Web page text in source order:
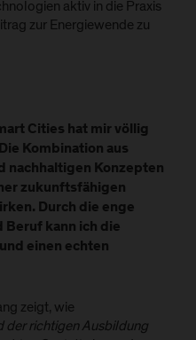
aktiv in die Praxis
zur Energiewende zu
Cities hat mir völlig
Kombination aus
nachhaltigen Konzepten
zukunftsfähigen
Durch die enge
Beruf kann ich die
einen echten
zeigt, wie
der richtigen Ausbildung